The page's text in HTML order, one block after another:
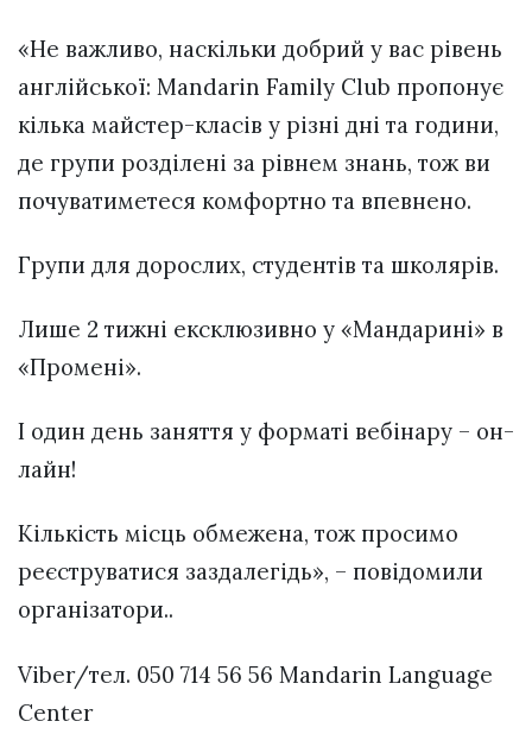
«Не важливо, наскільки добрий у вас рівень
англійської: Mandarin Family Club пропонує
кілька майстер-класів у різні дні та години,
де групи розділені за рівнем знань, тож ви
почуватиметеся комфортно та впевнено.
Групи для дорослих, студентів та школярів.
Лише 2 тижні ексклюзивно у «Мандарині» в
«Промені».
І один день заняття у форматі вебінару – он-
лайн!
Кількість місць обмежена, тож просимо
реєструватися заздалегідь», – повідомили
організатори..
Viber/тел. 050 714 56 56 Mandarin Language
Center